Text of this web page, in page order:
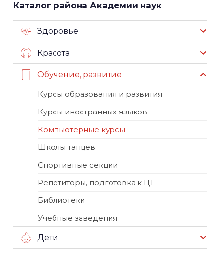
Каталог района Академии наук
Здоровье
Красота
Обучение, развитие
Курсы образования и развития
Курсы иностранных языков
Компьютерные курсы
Школы танцев
Спортивные секции
Репетиторы, подготовка к ЦТ
Библиотеки
Учебные заведения
Дети